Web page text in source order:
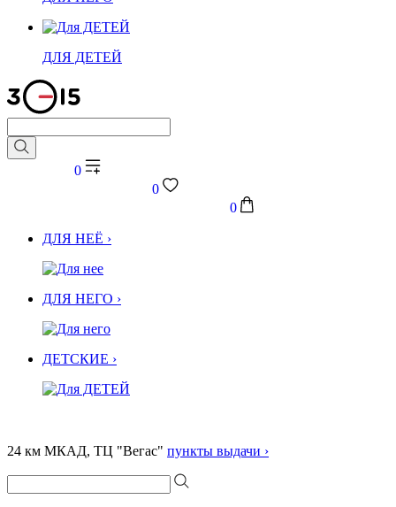
ДЛЯ ДЕТЕЙ
0
0
0
ДЛЯ НЕЁ ›
ДЛЯ НЕГО ›
ДЕТСКИЕ ›
24 км МКАД, ТЦ "Вегас" пункты выдачи ›